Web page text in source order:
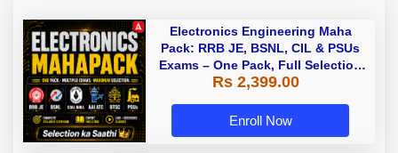
Electronics Engineering Maha
Pack: RRB JE, BSNL, CIL & PSUs
Exams – One Pack, Full Selection
Preparation
Rs 2,399.00
Enroll Now